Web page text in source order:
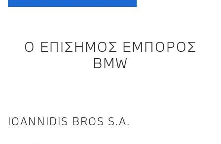
Ο ΕΠΊΣΗΜΟΣ ΈΜΠΟΡΟΣ
BMW
IOANNIDIS BROS S.A.